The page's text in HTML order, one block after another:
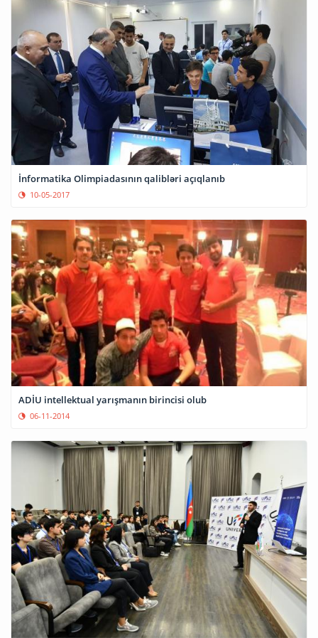
İnformatika Olimpiadasının qalibləri açıqlanıb
10-05-2017
ADİU intellektual yarışmanın birincisi olub
06-11-2014